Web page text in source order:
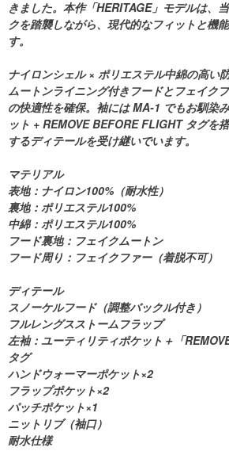
きました。本作「HERITAGE」モデルは、
クを踏襲しながら、現代的なフィットと機
す。
ナイロンシェル × ポリエステル中綿の高い
ムートンライニング付きフードとフェイク
の快適性を確保。袖には MA-1 でもお馴染
ット + REMOVE BEFORE FLIGHT タグを
するディテールを受け継いでいます。
マテリアル
表地：ナイロン100%（耐水性）
裏地：ポリエステル100%
中綿：ポリエステル100%
フード裏地：フェイクムートン
フード周り：フェイクファー（着脱不可）
ディテール
スノーケルフード（調整バックル付き）
フルレングスストームフラップ
左袖：ユーティリティポケット＋「
タグ
ハンドウォーマーポケット×2
フラップポケット×2
パッチポケット×1
ニットリブ（袖口）
耐水仕様